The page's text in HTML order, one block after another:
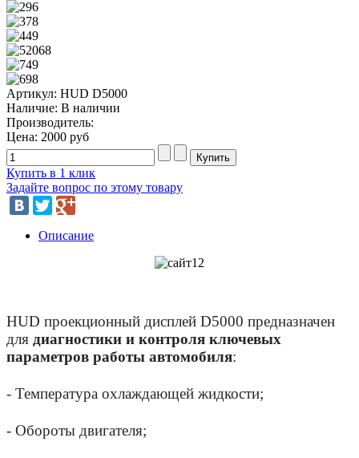
Артикул: HUD D5000
Наличие: В наличии
Производитель:
Цена: 2000 руб
Купить в 1 клик
Задайте вопрос по этому товару
Описание
HUD проекционный дисплей D5000 предназначен
для диагностики и контроля ключевых
параметров работы автомобиля:
- Температура охлаждающей жидкости;
- Обороты двигателя;